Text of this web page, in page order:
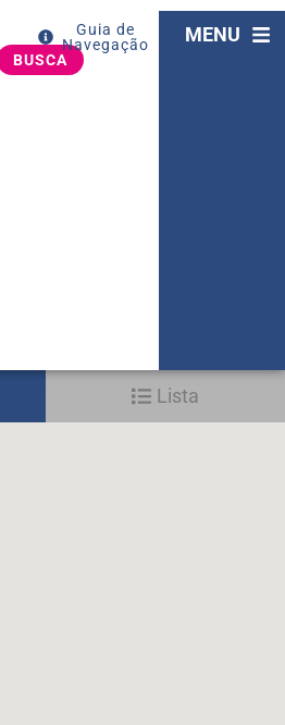
BUSCA
Guia de
Navegação
MENU
Lista